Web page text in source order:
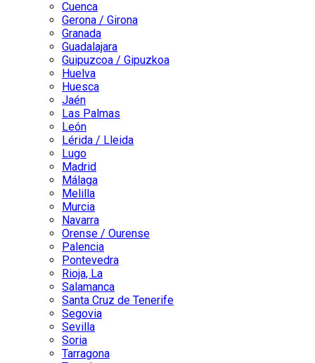
Cuenca
Gerona / Girona
Granada
Guadalajara
Guipuzcoa / Gipuzkoa
Huelva
Huesca
Jaén
Las Palmas
León
Lérida / Lleida
Lugo
Madrid
Málaga
Melilla
Murcia
Navarra
Orense / Ourense
Palencia
Pontevedra
Rioja, La
Salamanca
Santa Cruz de Tenerife
Segovia
Sevilla
Soria
Tarragona